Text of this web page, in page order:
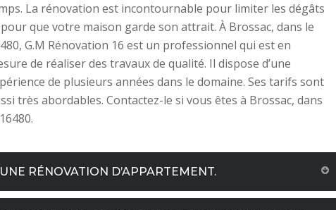
La rénovation est incontournable pour limiter les dégâts
que votre maison garde son attrait. À Brossac, dans le
G.M Rénovation 16 est un professionnel qui est en
de réaliser des travaux de qualité. Il dispose d’une
de plusieurs années dans le domaine. Ses tarifs sont
très abordables. Contactez-le si vous êtes à Brossac, dans
RÉNOVATION D’APPARTEMENT.